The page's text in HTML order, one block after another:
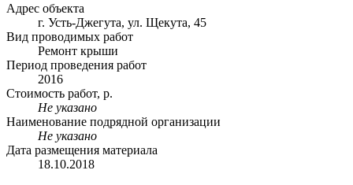
Адрес объекта
г. Усть-Джегута, ул. Щекута, 45
Вид проводимых работ
Ремонт крыши
Период проведения работ
2016
Стоимость работ, р.
Не указано
Наименование подрядной организации
Не указано
Дата размещения материала
18.10.2018